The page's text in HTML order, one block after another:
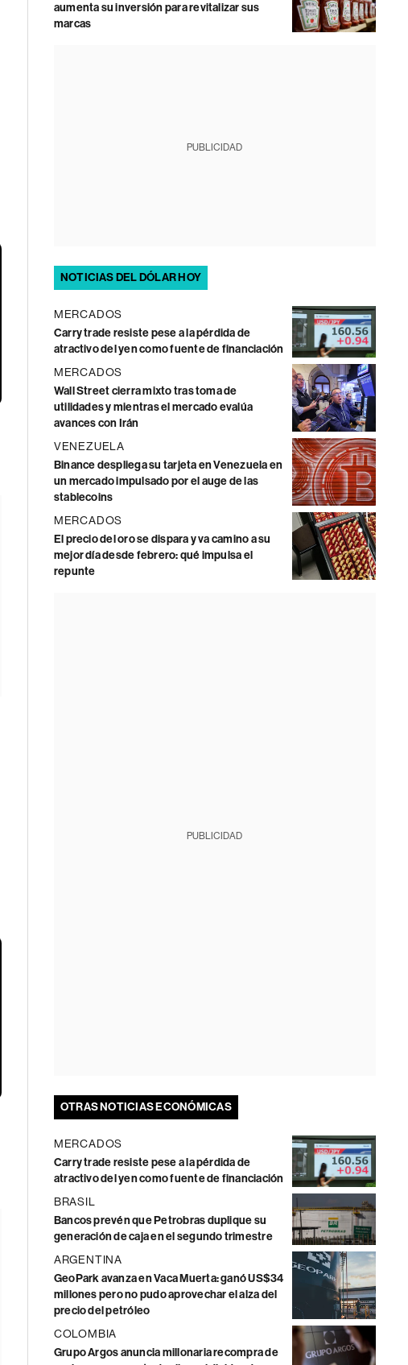
aumenta su inversión para revitalizar sus
marcas
PUBLICIDAD
NOTICIAS DEL DÓLAR HOY
MERCADOS
Carry trade resiste pese a la pérdida de
atractivo del yen como fuente de financiación
MERCADOS
Wall Street cierra mixto tras toma de
utilidades y mientras el mercado evalúa
avances con Irán
VENEZUELA
Binance despliega su tarjeta en Venezuela en
un mercado impulsado por el auge de las
stablecoins
MERCADOS
El precio del oro se dispara y va camino a su
mejor día desde febrero: qué impulsa el
repunte
PUBLICIDAD
OTRAS NOTICIAS ECONÓMICAS
MERCADOS
Carry trade resiste pese a la pérdida de
atractivo del yen como fuente de financiación
BRASIL
Bancos prevén que Petrobras duplique su
generación de caja en el segundo trimestre
ARGENTINA
GeoPark avanza en Vaca Muerta: ganó US$34
millones pero no pudo aprovechar el alza del
precio del petróleo
COLOMBIA
Grupo Argos anuncia millonaria recompra de